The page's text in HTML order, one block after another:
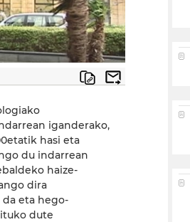
iganderako,
hasi eta
du indarrean
haize-
dira
eta hego-
dute